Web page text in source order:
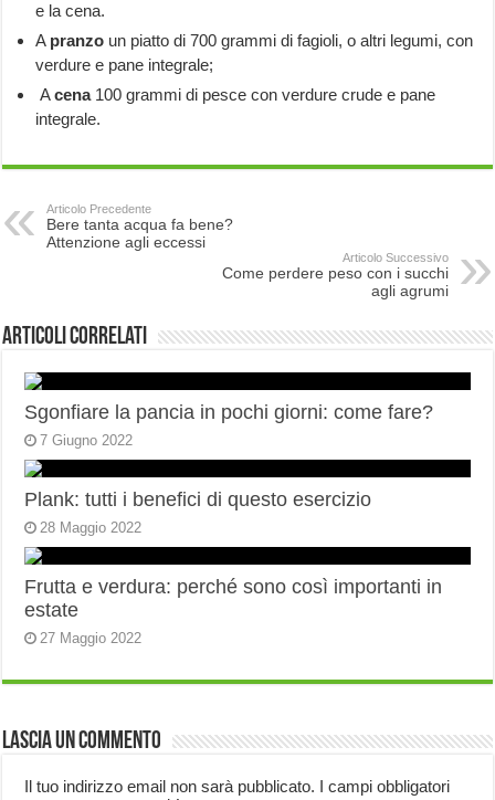
e la cena.
A pranzo un piatto di 700 grammi di fagioli, o altri legumi, con
verdure e pane integrale;
Acena 100 grammi di pesce con verdure crude e pane
integrale.
Articolo Precedente
Bere tanta acqua fa bene?
Attenzione agli eccessi
Articolo Successivo
Come perdere peso con i succhi
agli agrumi
Articoli correlati
Sgonfiare la pancia in pochi giorni: come fare?
7 Giugno 2022
Plank: tutti i benefici di questo esercizio
28 Maggio 2022
Frutta e verdura: perché sono così importanti in
estate
27 Maggio 2022
Lascia un commento
Il tuo indirizzo email non sarà pubblicato. I campi obbligatori